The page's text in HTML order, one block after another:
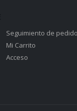
Seguimiento de pedido
Mi Carrito
Acceso